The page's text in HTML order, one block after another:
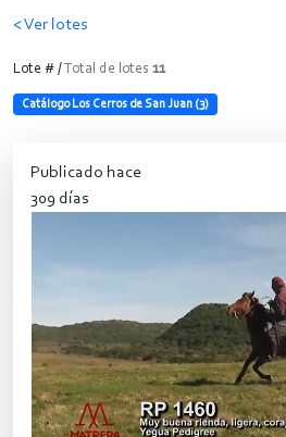
< Ver lotes
Lote # /Total de lotes 11
Catálogo Los Cerros de San Juan (3)
Publicado hace
309 días